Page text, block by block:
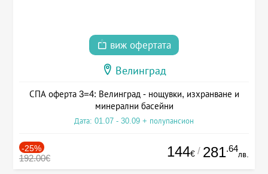
виж офертата
Велинград
СПА оферта 3=4: Велинград - нощувки, изхранване и
минерални басейни
Дата: 01.07 - 30.09 + полупансион
-25%
192.00€ 144€ / 281.64
лв.